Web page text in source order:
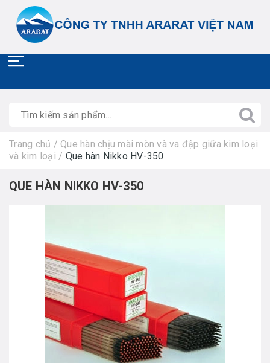
Trang chủ / Que hàn chịu mài mòn và va đập giữa kim loại
và kim loại / Que hàn Nikko HV-350
QUE HÀN NIKKO HV-350